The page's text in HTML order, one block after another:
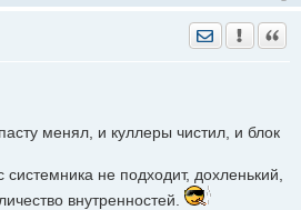
Отправить
менял, и куллеры чистил, и блок
не подходит, дохленький,
внутренностей.